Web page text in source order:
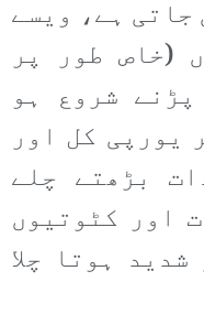
ہے، ویسے
(خاص طور پر
شروع ہو
یورپی کل اور
بڑھتے چلے
اور کٹوتیوں
ہوتا چلا